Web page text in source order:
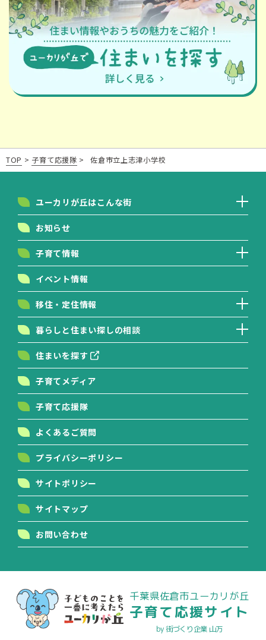
TOP > 子育て応援隊 > 佐倉市立上志津小学校
ユーカリが丘はこんな街
お知らせ
子育て情報
イベント情報
移住・定住情報
暮らしと住まい探しの相談
住まいを探す
子育てメディア
子育て応援隊
よくあるご質問
プライバシーポリシー
サイトポリシー
サイトマップ
お問い合わせ
千葉県佐倉市ユーカリが丘
子育て応援サイト
by 街づくり企業 山万